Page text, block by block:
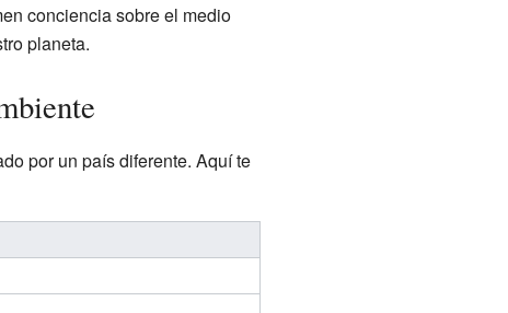
conciencia sobre el medio
planeta.
por un país diferente. Aquí te